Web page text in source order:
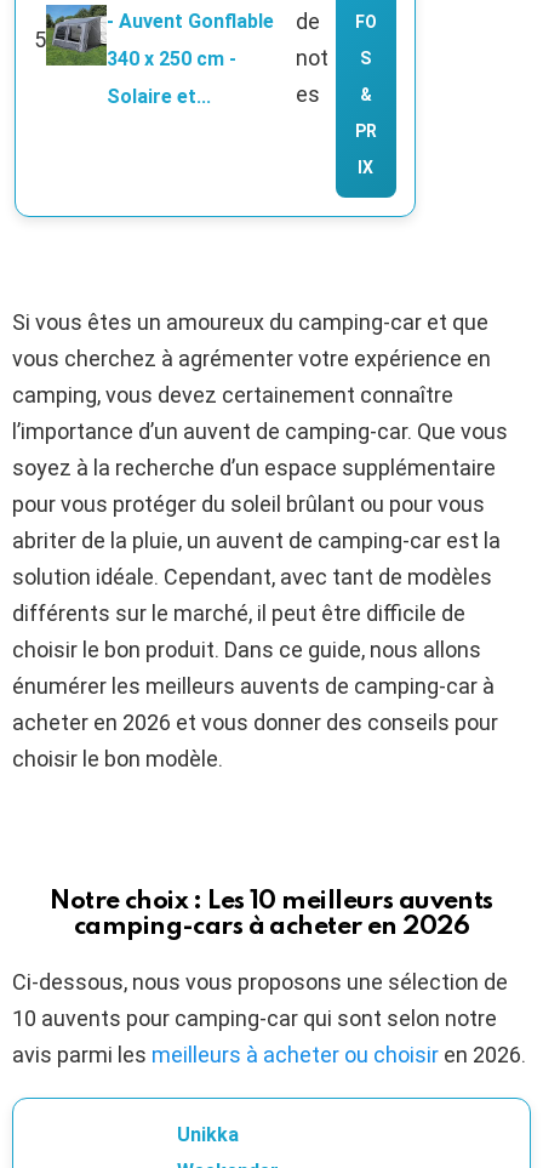
5
- Auvent Gonflable
340 x 250 cm -
Solaire et...
de
not
es
FO
S
&
PR
IX
Si vous êtes un amoureux du camping-car et que
vous cherchez à agrémenter votre expérience en
camping, vous devez certainement connaître
l’importance d’un auvent de camping-car. Que vous
soyez à la recherche d’un espace supplémentaire
pour vous protéger du soleil brûlant ou pour vous
abriter de la pluie, un auvent de camping-car est la
solution idéale. Cependant, avec tant de modèles
différents sur le marché, il peut être difficile de
choisir le bon produit. Dans ce guide, nous allons
énumérer les meilleurs auvents de camping-car à
acheter en 2026 et vous donner des conseils pour
choisir le bon modèle.
Notre choix : Les 10 meilleurs auvents
camping-cars à acheter en 2026
Ci-dessous, nous vous proposons une sélection de
10 auvents pour camping-car qui sont selon notre
avis parmi les meilleurs à acheter ou choisir en 2026.
Unikka